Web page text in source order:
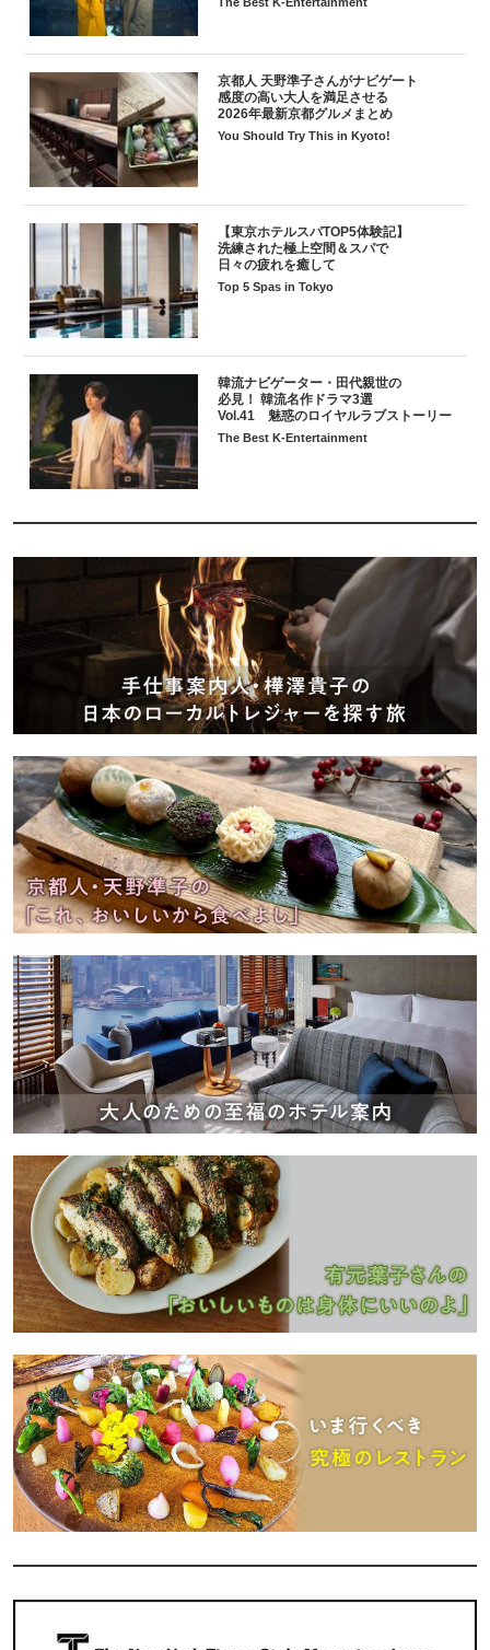
京都人 天野準子さんがナビゲート
感度の高い大人を満足させる
2026年最新京都グルメまとめ
You Should Try This in Kyoto!
【東京ホテルスパTOP5体験記】
洗練された極上空間＆スパで
日々の疲れを癒して
Top 5 Spas in Tokyo
韓流ナビゲーター・田代親世の
必見！ 韓流名作ドラマ3選
Vol.41 魅惑のロイヤルラブストーリー
The Best K-Entertainment